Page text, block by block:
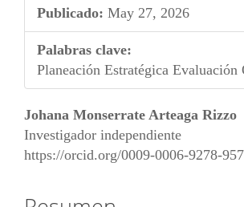
Publicado: May 27, 2026
Palabras clave:
Planeación Estratégica Evaluación
Contenido
principal
del
Johana Monserrate Arteaga Rizzo
Investigador independiente
https://orcid.org/0009-0006-9278-